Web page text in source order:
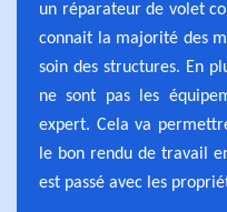
un réparateur de volet
connait la majorité des
soin des structures. En
ne sont pas les
expert. Cela va
le bon rendu de travail
est passé avec les